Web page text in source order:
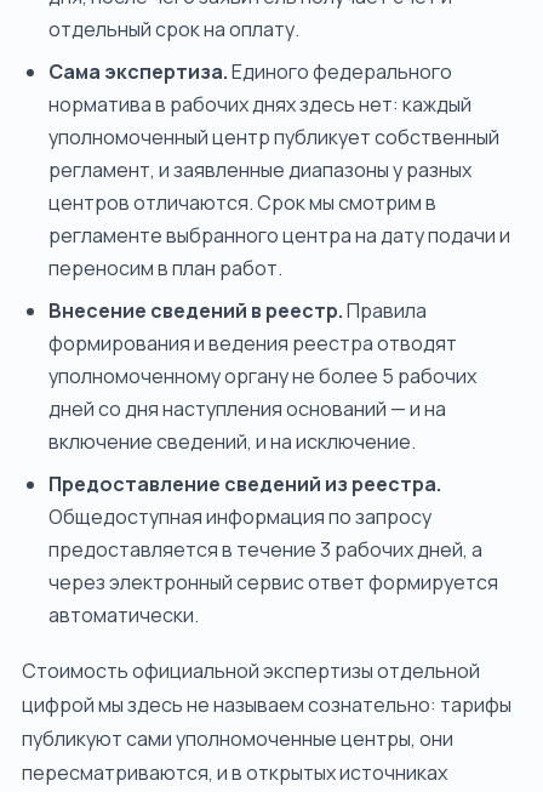
отдельный срок на оплату.
Сама экспертиза.Единого федерального
норматива в рабочих днях здесь нет: каждый
уполномоченный центр публикует собственный
регламент, и заявленные диапазоны у разных
центров отличаются. Срок мы смотрим в
регламенте выбранного центра на дату подачи и
переносим в план работ.
Внесение сведений в реестр.Правила
формирования и ведения реестра отводят
уполномоченному органу не более 5 рабочих
дней со дня наступления оснований — и на
включение сведений, и на исключение.
Предоставление сведений из реестра.
Общедоступная информация по запросу
предоставляется в течение 3 рабочих дней, а
через электронный сервис ответ формируется
автоматически.
Стоимость официальной экспертизы отдельной
цифрой мы здесь не называем сознательно: тарифы
публикуют сами уполномоченные центры, они
пересматриваются, и в открытых источниках